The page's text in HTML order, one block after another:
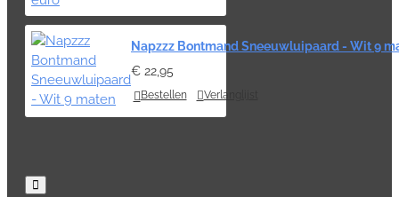
Napzzz Bontmand Sneeuwluipaard - Wit 9
€ 22,95
Bestellen Verlanglijst